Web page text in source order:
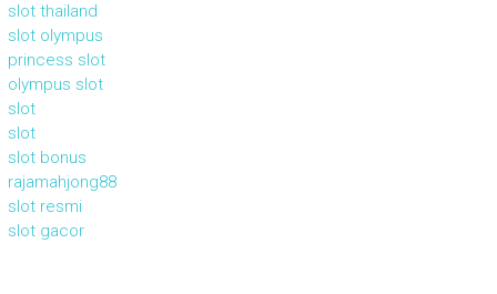
slot thailand
slot olympus
princess slot
olympus slot
slot
slot
slot bonus
rajamahjong88
slot resmi
slot gacor